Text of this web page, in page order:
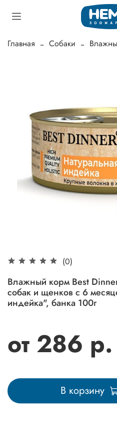
Главная Собаки
(0)
Влажный корм Best
собак и щенков с 6
индейка", банка 100г
от 286 р.
В корзину